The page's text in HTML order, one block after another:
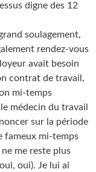
digne des 12
soulagement,
rendez-vous
avait besoin
contrat de travail,
mi-temps
médecin du travail
sur la période
fameux mi-temps
me reste plus
oui). Je lui ai